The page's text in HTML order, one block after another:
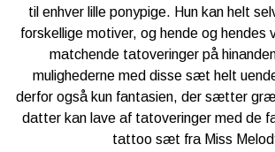
til enhver lille ponypige. Hun kan helt
forskellige motiver, og hende og hendes
matchende tatoveringer på
mulighederne med disse sæt helt
derfor også kun fantasien, der sætter
datter kan lave af tatoveringer med de
tattoo sæt fra Miss